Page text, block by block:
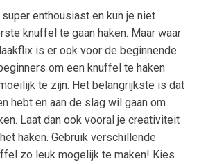
enthousiast en kun je niet
knuffel te gaan haken. Maar waar
is er ook voor de beginnende
om een knuffel te haken
te zijn. Het belangrijkste is dat
hebt en aan de slag wil gaan om
Laat dan ook vooral je creativiteit
haken. Gebruik verschillende
zo leuk mogelijk te maken! Kies